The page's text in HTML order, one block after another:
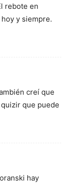
rebote en
y siempre.
creí que
que puede
hay